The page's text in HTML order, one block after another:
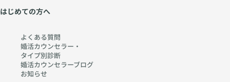
はじめての方へ
よくある質問
婚活カウンセラー・
タイプ別診断
婚活カウンセラーブログ
お知らせ